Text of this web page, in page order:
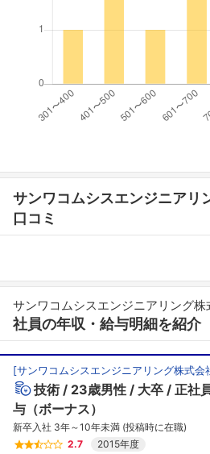
サンワコムシスエンジニアリ
口コミ
サンワコムシスエンジニアリング株
社員の年収・給与明細を紹介
[サンワコムシスエンジニアリング株式会
技術 23歳男性 大卒 正社
与（ボーナス）
新卒入社 3年～10年未満 (投稿時に在職)
2.7
2015年度